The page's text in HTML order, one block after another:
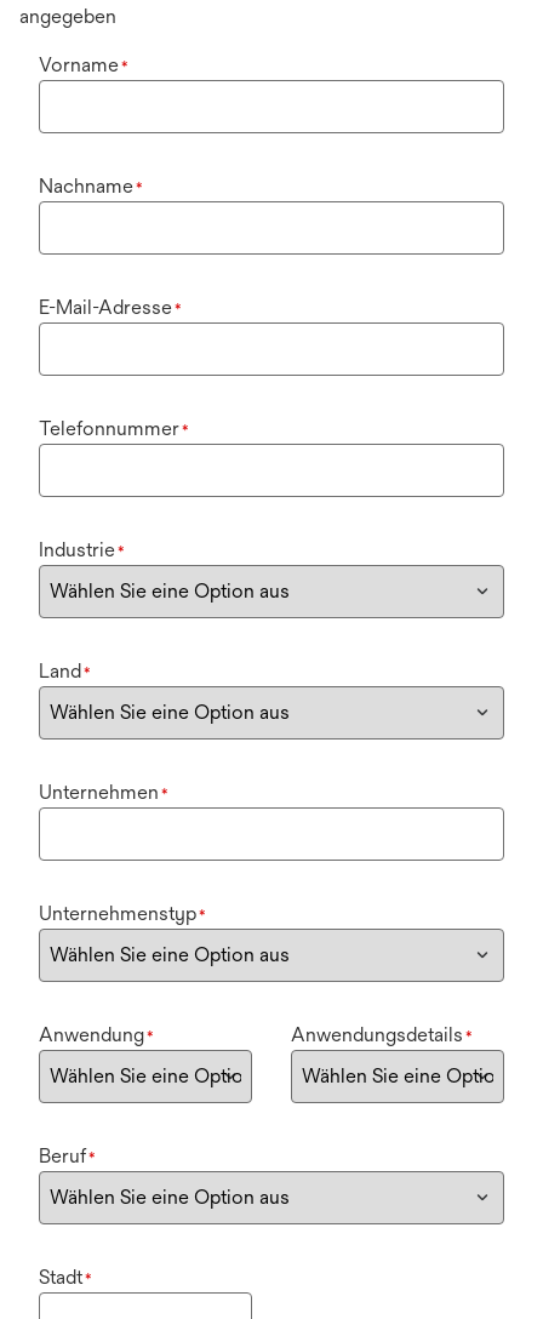
angegeben
Vorname*
Nachname*
E-Mail-Adresse*
Telefonnummer*
Industrie*
Land*
Unternehmen *
Unternehmenstyp*
Anwendung* Anwendungsdetails *
Beruf*
Stadt*